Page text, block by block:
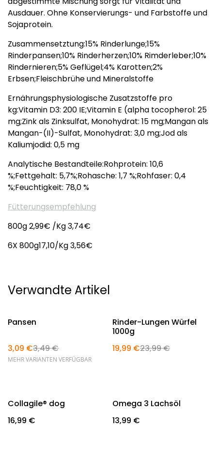
Ausdauer. Ohne Konservierungs- und Farbstoffe und
Sojaprotein.
Zusammensetztung:15% Rinderlunge;15%
Rinderpansen;10% Rinderherzen;10% Rimderleber;10%
Rindernieren;5% Geflügel;4% Karotten;2%
Erbsen;Fleischbrühe und Mineralstoffe
Ernährungsphysiologische Zusatzstoffe pro
kg:Vitamin D3: 200 IE;Vitamin E (alpha tocopherol: 25
mg;Zink als Zinksulfat, Monohydrat: 15 mg;Mangan als
Mangan-(II)-Sulfat, Monohydrat: 3,0 mg;Jod als
Kaliumjodid: 0,5 mg
Analytische Bestandteile:Rohprotein: 10,6
%;Fettgehalt: 5,7%;Rohasche: 1,7 %;Rohfaser: 0,4
%;Feuchtigkeit: 78,0 %
Fütterungsempfehlung
800g 2,99€ /Kg 3,74€
6X 800g17,10/Kg 3,56€
Verwandte Artikel
%
Pansen
3,09 €3,49 €
MEHR VARIANTEN VERFÜGBAR
%
Rinder-Lungen Würfel
1000g
19,99 €23,99 €
Collagile® dog
16,99 €
Omega 3 Lachsöl
13,99 €